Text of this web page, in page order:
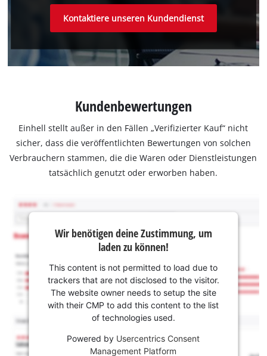
Kontaktiere unseren Kundendienst
Kundenbewertungen
Einhell stellt außer in den Fällen „Verifizierter Kauf“ nicht
sicher, dass die veröffentlichten Bewertungen von solchen
Verbrauchern stammen, die die Waren oder Dienstleistungen
tatsächlich genutzt oder erworben haben.
Wir benötigen deine Zustimmung, um
laden zu können!
This content is not permitted to load due to
trackers that are not disclosed to the visitor.
The website owner needs to setup the site
with their CMP to add this content to the list
of technologies used.
Powered by Usercentrics Consent
Management Platform